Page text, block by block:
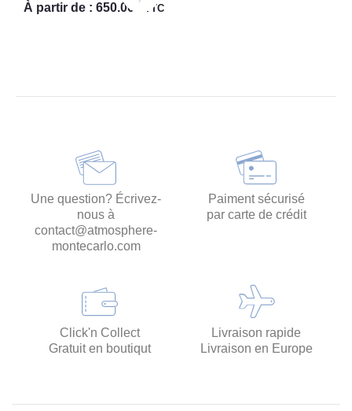
À partir de : 650.00 TTC
Une question? Écrivez-
nous à
contact@atmosphere-
montecarlo.com
Paiment sécurisé
par carte de crédit
Click'n Collect
Gratuit en boutiqut
Livraison rapide
Livraison en Europe